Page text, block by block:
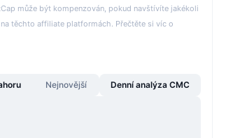
může být kompenzován, pokud navštívíte jakékoli
těchto affiliate platformách. Přečtěte si víc o
Nejnovější Denní analýza CMC